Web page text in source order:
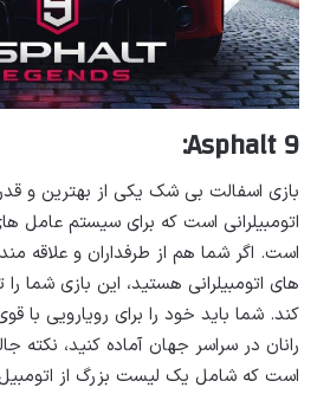
Asphalt 9:
بازی اسفالت بی شک یکی از بهترین و
اتومبیلرانی است که برای سیستم عامل
است. اگر شما هم از طرفداران و علاقه
های اتومبیلرانی هستید، این بازی
کند. شما باید خود را برای رویارویی با
رانان در سراسر جهان آماده کنید، نکته
است که شامل یک لیست بزرگ از